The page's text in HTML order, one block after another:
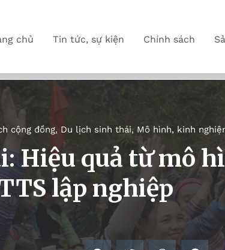
chủ Tin tức, sự kiện Chính sách
cộng đồng, Du lịch sinh thái, Mô hình, kinh
Hiệu quả từ mô
lập nghiệp